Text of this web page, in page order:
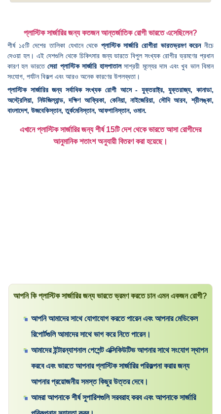
প্লাস্টিক সার্জারির জন্য কতজন আন্তর্জাতিক রোগী ভারতে এসেছিলেন?
শীর্ষ ১৫টি দেশের তালিকা যেখানে থেকে প্লাস্টিক সার্জারি রোগীরা ভারতভ্রমণ করেননীচে
দেওয়া হল। এই দেশগুলি থেকে চিকিৎসার জন্য ভারতে বিপুল সংখ্যক রোগীর ভ্রমণের প্রধান
কারণ হল ভারতেসেরা প্লাস্টিক সার্জারি হাসপাতালসাশ্রয়ী মূল্যের দাম এবং খুব ভাল বিমান
সংযোগ, পর্যটন বিকল্প এবং আরও অনেক কারণের উপলব্ধতা।
প্লাস্টিক সার্জারির জন্য সর্বাধিক সংখ্যক রোগী আসে - যুক্তরাষ্ট্র, যুক্তরাজ্য, কানাডা,
অস্ট্রেলিয়া, নিউজিল্যান্ড, দক্ষিণ আফ্রিকা, কেনিয়া, নাইজেরিয়া, সৌদি আরব, শ্রীলঙ্কা,
বাংলাদেশ, উজবেকিস্তান, তুর্কমেনিস্তান, আফগানিস্তান, ওমান.
এখানে প্লাস্টিক সার্জারির জন্য শীর্ষ 15টি দেশ থেকে ভারতে আসা রোগীদের
আনুমানিক শতাংশ অনুযায়ী বিতরণ করা হয়েছে।
আপনি কি প্লাস্টিক সার্জারির জন্য ভারতে ভ্রমণ করতে চান এমন একজন রোগী?
আপনি আমাদের সাথে যোগাযোগ করতে পারেন এবং আপনার মেডিকেল
রিপোর্টগুলি আমাদের সাথে ভাগ করে নিতে পারেন।
আমাদের ইন্টারন্যাশনাল পেশেন্ট এক্সিকিউটিভ আপনার সাথে সংযোগ স্থাপন
করবে এবং ভারতে আপনার প্লাস্টিক সার্জারির পরিকল্পনা করার জন্য
আপনার প্রয়োজনীয় সমস্ত কিছুর উত্তর দেবে।
আমরা আপনাকে শীর্ষ সুপারিশগুলি সরবরাহ করব এবং আপনাকে সার্জারি